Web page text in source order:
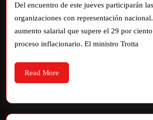
Del encuentro de este jueves participarán
organizaciones con representación
aumento salarial que supere el 29 por
proceso inflacionario. El ministro Trotta
Read More